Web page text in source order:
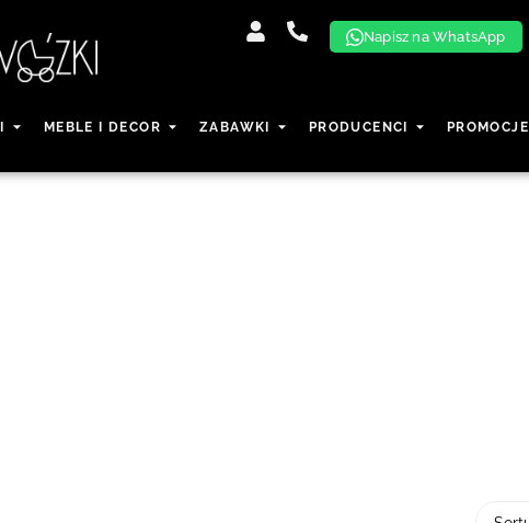
Napisz na WhatsApp
MEBLE I DECOR ZABAWKI PRODUCENCI PROMOCJE